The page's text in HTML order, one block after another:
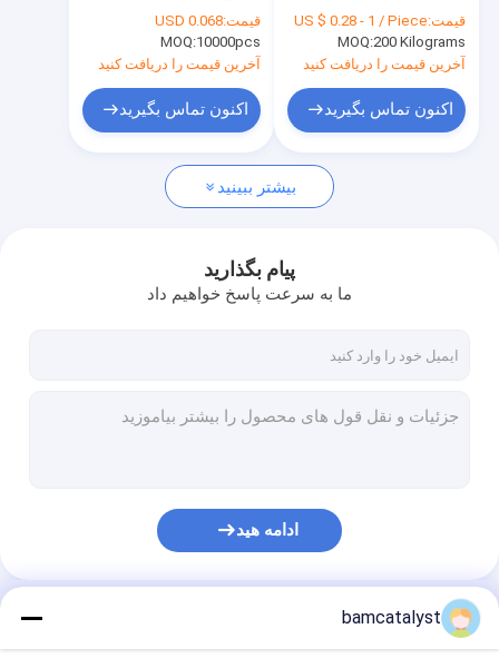
قیمت:USD 0.068
MOQ:10000pcs
آخرین قیمت را دریافت کنید
اکنون تماس بگیرید
پلاستیکی موضوع
قیمت:US $ 0.28 - 1 / Piece
MOQ:200 Kilograms
آخرین قیمت را دریافت کنید
اکنون تماس بگیرید
بیشتر ببینید
پیام بگذارید
ما به سرعت پاسخ خواهیم داد
ادامه هید
دسته بندی های ما
bamcatalyst